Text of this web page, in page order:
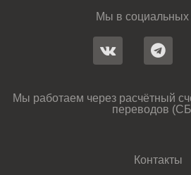
Мы в социальных
Мы работаем через расчётный
переводов
Контакты